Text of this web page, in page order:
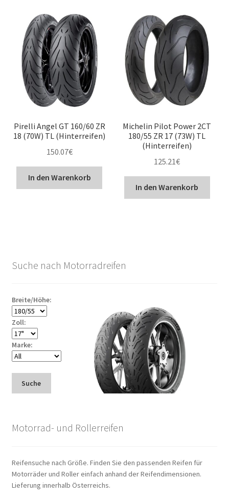
Pirelli Angel GT 160/60 ZR
18 (70W) TL (Hinterreifen)
150.07€
In den Warenkorb
Michelin Pilot Power 2CT
180/55 ZR 17 (73W) TL
(Hinterreifen)
125.21€
In den Warenkorb
Suche nach Motorradreifen
Breite/Höhe:
Zoll:
Marke:
Suche
Motorrad- und Rollerreifen
Reifensuche nach Größe. Finden Sie den passenden Reifen für
Motorräder und Roller einfach anhand der Reifendimensionen.
Lieferung innerhalb Österreichs.